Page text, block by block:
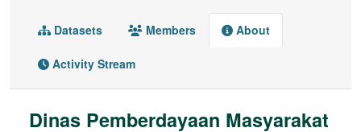
Datasets Members About
Activity Stream
Dinas Pemberdayaan Masyarakat